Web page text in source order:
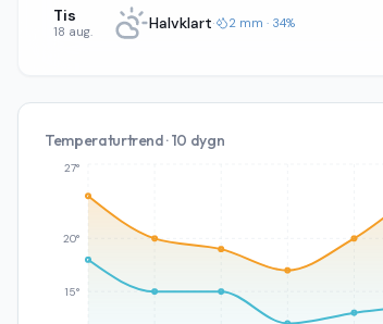
Tis
18 aug. Halvklart· 2 mm · 34%
Temperaturtrend · 10 dygn
15°
20°
27°